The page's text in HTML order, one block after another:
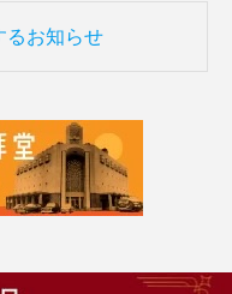
るお知らせ